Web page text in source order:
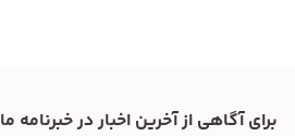
برای آگاهی از آخرین اخبار در